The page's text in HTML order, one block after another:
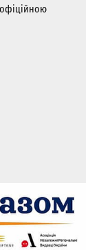
офіційною